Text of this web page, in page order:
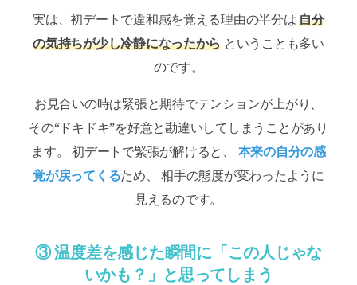
実は、初デートで違和感を覚える理由の半分は自分
の気持ちが少し冷静になったから ということも多い
のです。
お見合いの時は緊張と期待でテンションが上がり、
その“ドキドキ”を好意と勘違いしてしまうことがあり
ます。 初デートで緊張が解けると、 本来の自分の感
覚が戻ってくるため、 相手の態度が変わったように
見えるのです。
③ 温度差を感じた瞬間に「この人じゃな
いかも？」と思ってしまう